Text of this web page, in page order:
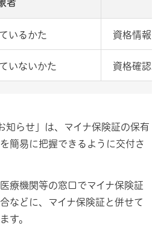
者
いるかた 資格情報
いないかた 資格確認
知らせ」は、マイナ保険証の保有
簡易に把握できるように交付さ
療機関等の窓口でマイナ保険証
などに、マイナ保険証と併せて
す。